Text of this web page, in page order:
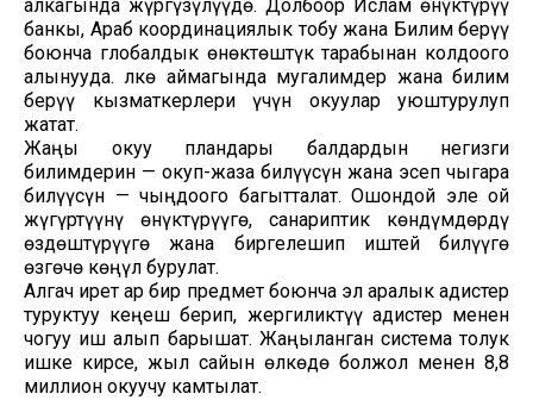
алкагында жүргүзүлүүдө. Долбоор Ислам өнүктүрүү
банкы, Араб координациялык тобу жана Билим берүү
боюнча глобалдык өнөктөштүк тарабынан колдоого
алынууда. Өлкө аймагында мугалимдер жана билим
берүү кызматкерлери үчүн окуулар уюштурулуп
жатат.
Жаңы окуу пландары балдардын негизги
билимдерин — окуп-жаза билүүсүн жана эсеп чыгара
билүүсүн — чыңдоого багытталат. Ошондой эле ой
жүгүртүүнү өнүктүрүүгө, санариптик көндүмдөрдү
өздөштүрүүгө жана биргелешип иштей билүүгө
өзгөчө көңүл бурулат.
Алгач ирет ар бир предмет боюнча эл аралык адистер
туруктуу кеңеш берип, жергиликтүү адистер менен
чогуу иш алып барышат. Жаңыланган система толук
ишке кирсе, жыл сайын өлкөдө болжол менен 8,8
миллион окуучу камтылат.